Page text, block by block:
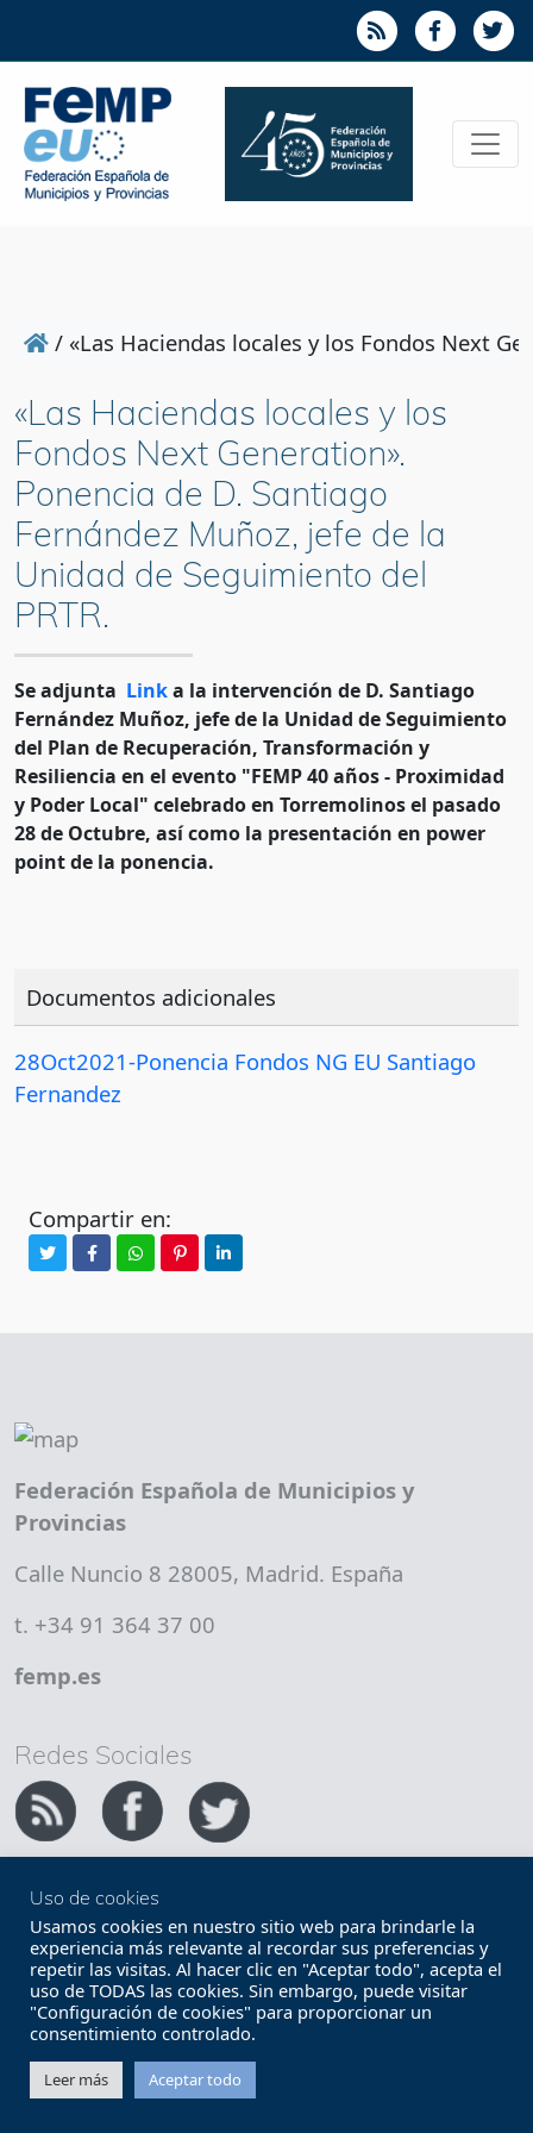
/ «Las Haciendas locales y los Fondos Next
«Las Haciendas locales y los
Fondos Next Generation».
Ponencia de D. Santiago
Fernández Muñoz, jefe de la
Unidad de Seguimiento del
PRTR.
Se adjunta Linka la intervención de D. Santiago
Fernández Muñoz, jefe de la Unidad de Seguimiento
del Plan de Recuperación, Transformación y
Resiliencia en el evento "FEMP 40 años - Proximidad
y Poder Local" celebrado en Torremolinos el pasado
28 de Octubre, así como la presentación en power
point de la ponencia.
Documentos adicionales
28Oct2021-Ponencia Fondos NG EU Santiago
Fernandez
Compartir en:
Federación Española de Municipios y
Provincias
Calle Nuncio 8 28005, Madrid. España
t. +34 91 364 37 00
femp.es
Redes Sociales
Copyright FEMP
Accesibilidad
Términos legales
Política de privacidad
Términos y condiciones de uso
Mapa web
Contacto
Uso de cookies
Usamos cookies en nuestro sitio web para brindarle la
experiencia más relevante al recordar sus preferencias y
repetir las visitas. Al hacer clic en "Aceptar todo", acepta el
uso de TODAS las cookies. Sin embargo, puede visitar
"Configuración de cookies" para proporcionar un
consentimiento controlado.
Leer más Aceptar todo